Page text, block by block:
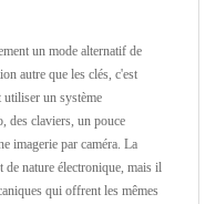
un mode alternatif de
autre que les clés, c'est
utiliser un système
des claviers, un pouce
imagerie par caméra. La
de nature électronique, mais il
qui offrent les mêmes